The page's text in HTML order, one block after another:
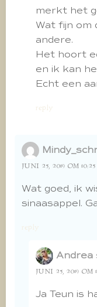
merkt het
Wat fijn om
andere.
Het hoort
en ik kan
Echt een
reply
JUNI 25, 2019 OM
Wat goed, ik
sinaasappel.
reply
Andrea
JUNI 25, 2019 OM
Ja Teun is